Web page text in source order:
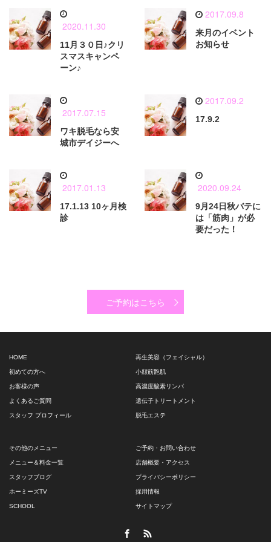
2020.11.30
11月３０日♪クリ
スマスキャンペ
ーン♪
2017.09.8
来月のイベント
お知らせ
2017.07.15
ワキ脱毛なら安
城市デイジーへ
2017.09.2
17.9.2
2017.01.13
17.1.13 10ヶ月検
診
2020.09.24
9月24日秋バテに
は「筋肉」が必
要だった！
ご予約はこちら
HOME
初めての方へ
お客様の声
よくあるご質問
スタッフ プロフィール
再生美容（フェイシャル）
小顔筋艶肌
高濃度酸素リンパ
遺伝子トリートメント
脱毛エステ
その他のメニュー
メニュー＆料金一覧
スタッフブログ
ホーミーズTV
SCHOOL
ご予約・お問い合わせ
店舗概要・アクセス
プライバシーポリシー
採用情報
サイトマップ